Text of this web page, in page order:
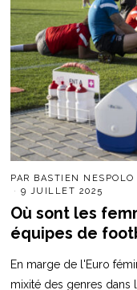
PAR BASTIEN NESPOLO
9 JUILLET 2025
Où sont les
équipes de
En marge de l'Euro
mixité des genres dans